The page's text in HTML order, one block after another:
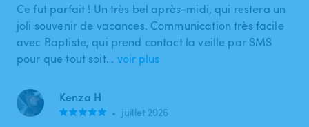
Ce fut parfait ! Un très bel après-midi, qui restera un
joli souvenir de vacances. Communication très facile
avec Baptiste, qui prend contact la veille par SMS
pour que tout soit… voir plus
Kenza H
• juillet 2026